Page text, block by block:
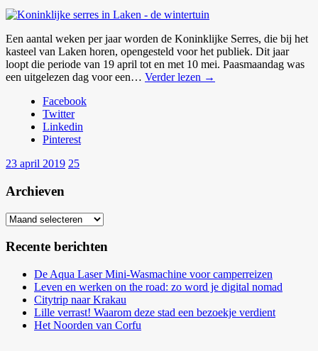
Een aantal weken per jaar worden de Koninklijke Serres, die bij het
kasteel van Laken horen, opengesteld voor het publiek. Dit jaar
loopt die periode van 19 april tot en met 10 mei. Paasmaandag was
een uitgelezen dag voor een… Verder lezen →
Facebook
Twitter
Linkedin
Pinterest
23 april 2019 25
Archieven
Archieven
Recente berichten
De Aqua Laser Mini-Wasmachine voor camperreizen
Leven en werken on the road: zo word je digital nomad
Citytrip naar Krakau
Lille verrast! Waarom deze stad een bezoekje verdient
Het Noorden van Corfu